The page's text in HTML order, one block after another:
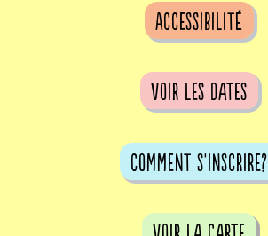
Accessibilité
voir les dates
comment s'inscrire?